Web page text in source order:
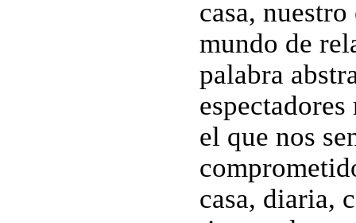
casa,
mundo de
palabra
el que nos
casa, diaria,